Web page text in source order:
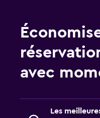
avec
Les